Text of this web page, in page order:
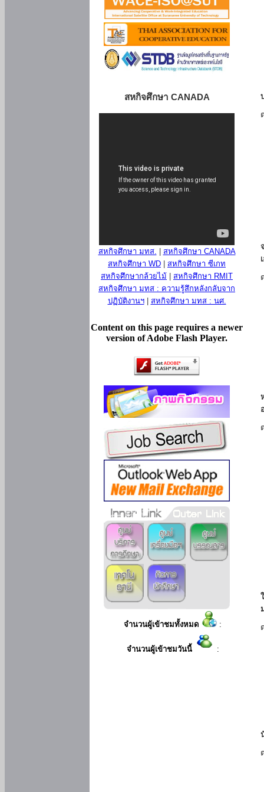
สหกิจศึกษา CANADA
สหกิจศึกษา มทส.
สหกิจศึกษา CANADA
สหกิจศึกษา WD
สหกิจศึกษา ซีเกท
สหกิจศึกษากล้วยไม้
สหกิจศึกษา RMIT
สหกิจศึกษา มทส : ความรู้สึกหลังกลับจาก
ปฏิบัติงานฯ| สหกิจศึกษา มทส : นศ.
Content on this page requires a newer
version of Adobe Flash Player.
จำนวนผู้เข้าชมทั้งหมด :
จำนวนผู้เข้าชมวันนี้ :